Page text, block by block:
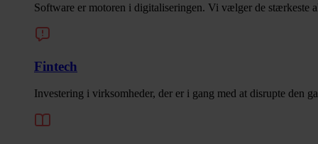
Software er motoren i digitaliseringen. Vi vælger de stærkeste
Fintech
Investering i virksomheder, der er i gang med at disrupte den